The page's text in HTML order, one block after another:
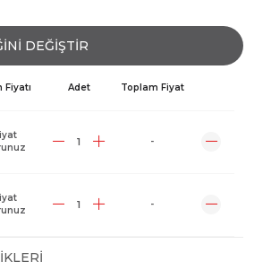
DEĞİŞTİR
Fiyatı Adet Toplam Fiyat
-
-